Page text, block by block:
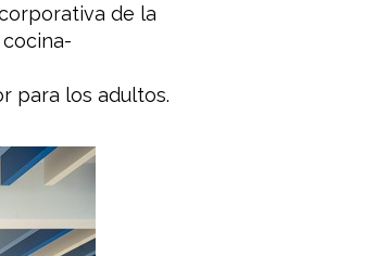
de la
para los adultos.